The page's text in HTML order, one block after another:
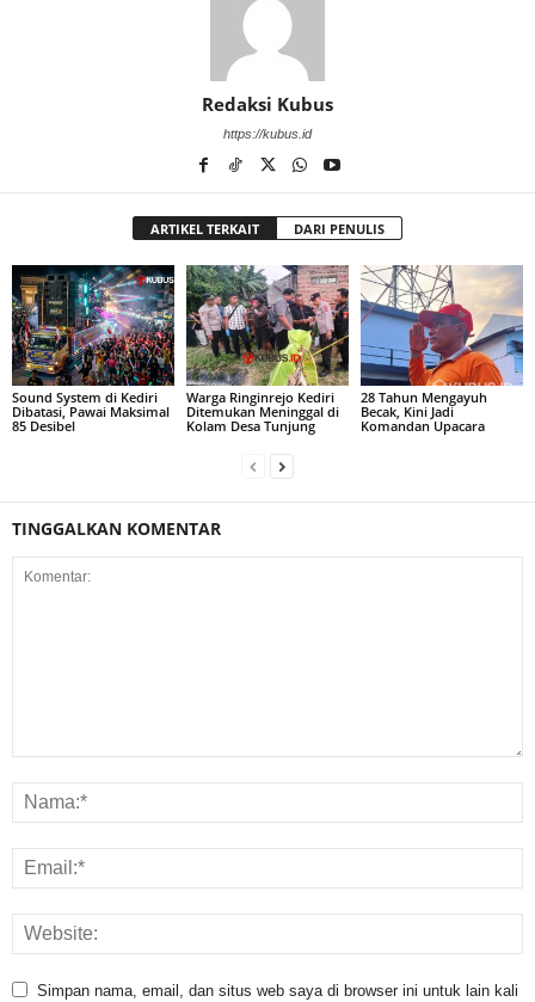
Redaksi Kubus
https://kubus.id
ARTIKEL TERKAIT DARI PENULIS
Sound System di Kediri
Dibatasi, Pawai Maksimal
85 Desibel
Warga Ringinrejo Kediri
Ditemukan Meninggal di
Kolam Desa Tunjung
28 Tahun Mengayuh
Becak, Kini Jadi
Komandan Upacara
TINGGALKAN KOMENTAR
Simpan nama, email, dan situs web saya di browser ini untuk lain kali